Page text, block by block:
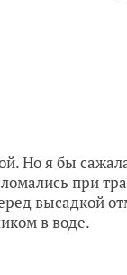
Но я бы
при
высадкой
в воде.